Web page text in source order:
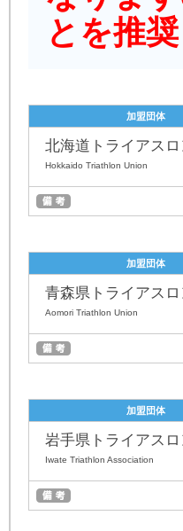
とを推奨
加盟団体
北海道トライアス
Hokkaido Triathlon Union
加盟団体
青森県トライアス
Aomori Triathlon Union
加盟団体
岩手県トライアス
Iwate Triathlon Association